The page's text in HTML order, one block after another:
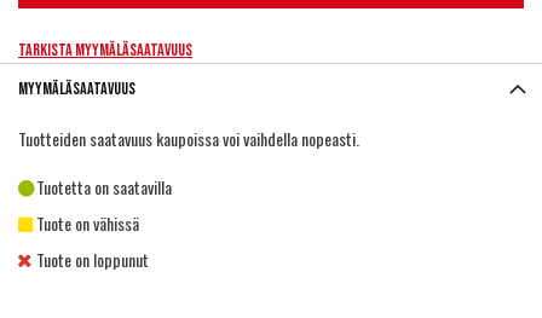
Tarkista myymäläsaatavuus
Myymäläsaatavuus
Tuotteiden saatavuus kaupoissa voi vaihdella nopeasti.
Tuotetta on saatavilla
Tuote on vähissä
Tuote on loppunut